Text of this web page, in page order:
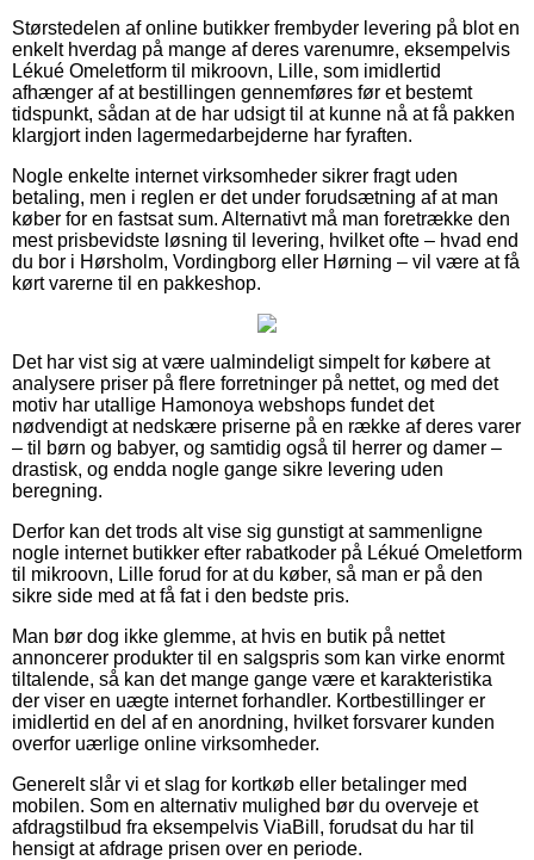
Størstedelen af online butikker frembyder levering på blot en
enkelt hverdag på mange af deres varenumre, eksempelvis
Lékué Omeletform til mikroovn, Lille, som imidlertid
afhænger af at bestillingen gennemføres før et bestemt
tidspunkt, sådan at de har udsigt til at kunne nå at få pakken
klargjort inden lagermedarbejderne har fyraften.
Nogle enkelte internet virksomheder sikrer fragt uden
betaling, men i reglen er det under forudsætning af at man
køber for en fastsat sum. Alternativt må man foretrække den
mest prisbevidste løsning til levering, hvilket ofte – hvad end
du bor i Hørsholm, Vordingborg eller Hørning – vil være at få
kørt varerne til en pakkeshop.
Det har vist sig at være ualmindeligt simpelt for købere at
analysere priser på flere forretninger på nettet, og med det
motiv har utallige Hamonoya webshops fundet det
nødvendigt at nedskære priserne på en række af deres varer
– til børn og babyer, og samtidig også til herrer og damer –
drastisk, og endda nogle gange sikre levering uden
beregning.
Derfor kan det trods alt vise sig gunstigt at sammenligne
nogle internet butikker efter rabatkoder på Lékué Omeletform
til mikroovn, Lille forud for at du køber, så man er på den
sikre side med at få fat i den bedste pris.
Man bør dog ikke glemme, at hvis en butik på nettet
annoncerer produkter til en salgspris som kan virke enormt
tiltalende, så kan det mange gange være et karakteristika
der viser en uægte internet forhandler. Kortbestillinger er
imidlertid en del af en anordning, hvilket forsvarer kunden
overfor uærlige online virksomheder.
Generelt slår vi et slag for kortkøb eller betalinger med
mobilen. Som en alternativ mulighed bør du overveje et
afdragstilbud fra eksempelvis ViaBill, forudsat du har til
hensigt at afdrage prisen over en periode.